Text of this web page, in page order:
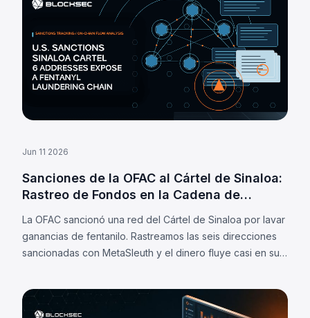
Jun 11 2026
Sanciones de la OFAC al Cártel de Sinaloa:
Rastreo de Fondos en la Cadena de
La OFAC sancionó una red del Cártel de Sinaloa por lavar
ganancias de fentanilo. Rastreamos las seis direcciones
sancionadas con MetaSleuth y el dinero fluye casi en su